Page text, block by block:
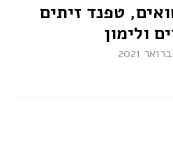
טפנד זיתים
ולימון